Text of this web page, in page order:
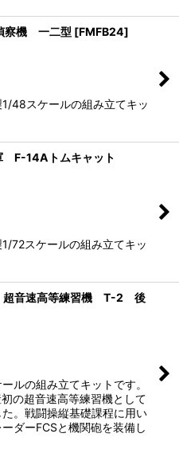
察機 一二型 [FMFB24]
48スケールの組み立てキッ
F-14Aトムキャット
72スケールの組み立てキッ
音速高等練習機 T-2 後
ルの組み立てキットです。
の超音速高等練習機として
。戦闘操縦基礎課程に用い
ダーFCSと機関砲を装備し